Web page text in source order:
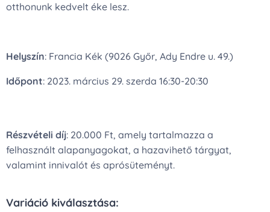
otthonunk kedvelt éke lesz.
Helyszín: Francia Kék (9026 Győr, Ady Endre u. 49.)
Időpont: 2023. március 29. szerda 16:30-20:30
Részvételi díj: 20.000 Ft, amely tartalmazza a
felhasznált alapanyagokat, a hazavihető tárgyat,
valamint innivalót és aprósüteményt.
Variáció kiválasztása: